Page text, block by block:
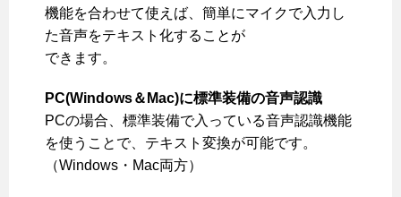
機能を合わせて使えば、簡単にマイクで入力し
た音声をテキスト化することが
できます。
PC(Windows＆Mac)に標準装備の音声認識
PCの場合、標準装備で入っている音声認識機能
を使うことで、テキスト変換が可能です。
（Windows・Mac両方）